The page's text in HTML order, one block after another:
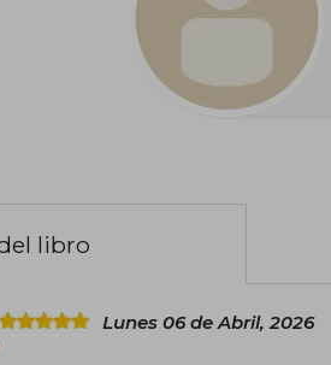
libro
Lunes 06 de Abril, 2026